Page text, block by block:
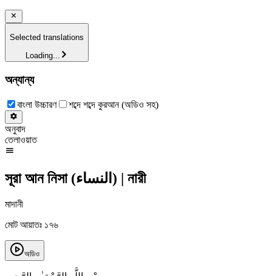
Selected translations
Loading...
অন্যান্য
বাংলা উচ্চারণ শব্দে শব্দে কুরআন (অডিও সহ)
অনুবাদ
তেলাওয়াত
সূরা আন নিসা (النساء ) | নারী
মাদানী
মোট আয়াতঃ ১৭৬
অডিও